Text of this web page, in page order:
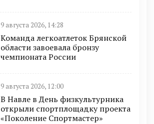
9 августа 2026, 14:28
Команда легкоатлеток Брянской
области завоевала бронзу
чемпионата России
9 августа 2026, 12:00
В Навле в День физкультурника
открыли спортплощадку проекта
«Поколение Спортмастер»